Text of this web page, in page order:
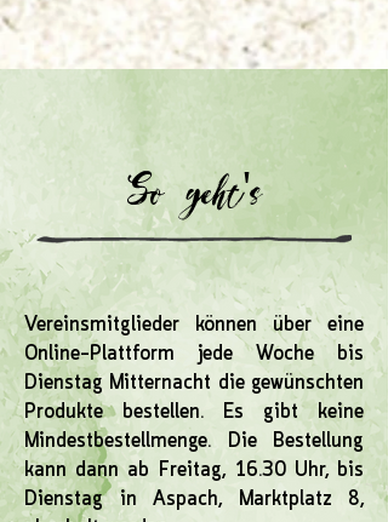
So geht's
Vereinsmitglieder können über eine
Online-Plattform jede Woche bis
Dienstag Mitternacht die gewünschten
Produkte bestellen. Es gibt keine
Mindestbestellmenge. Die Bestellung
kann dann ab Freitag, 16.30 Uhr, bis
Dienstag in Aspach, Marktplatz 8,